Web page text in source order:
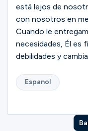
Search
está lejos de
con nosotros en
Cuando le
necesidades, Él es
debilidades y
Espanol